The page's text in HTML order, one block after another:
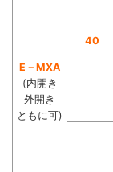
E－MXA
(内開き
外開き
ともに可)
40